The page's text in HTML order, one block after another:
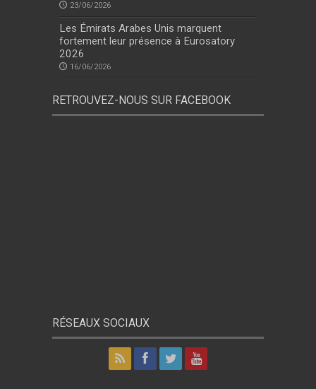
23/06/2026
Les Émirats Arabes Unis marquent
fortement leur présence à Eurosatory
2026
16/06/2026
RETROUVEZ-NOUS SUR FACEBOOK
RÉSEAUX SOCIAUX